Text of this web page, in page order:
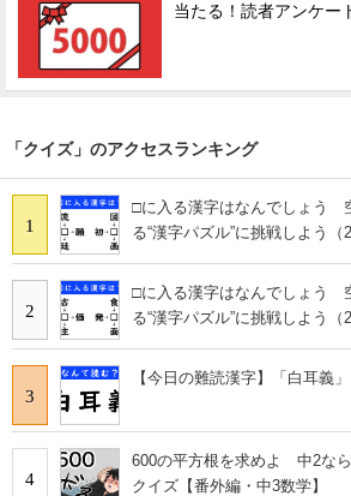
当たる！読者アンケー
「クイズ」のアクセスランキング
1
□に入る漢字はなんでしょう
る“漢字パズル”に挑戦しよう（
2
□に入る漢字はなんでしょう
る“漢字パズル”に挑戦しよう（
3
【今日の難読漢字】「白耳義
4
600の平方根を求めよ 中2な
クイズ【番外編・中3数学】